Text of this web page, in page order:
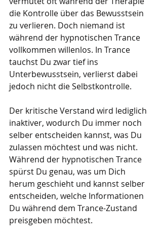
die Kontrolle über das Bewusstsein
zu verlieren. Doch niemand ist
während der hypnotischen Trance
vollkommen willenlos. In Trance
tauchst Du zwar tief ins
Unterbewusstsein, verlierst dabei
jedoch nicht die Selbstkontrolle.
Der kritische Verstand wird lediglich
inaktiver, wodurch Du immer noch
selber entscheiden kannst, was Du
zulassen möchtest und was nicht.
Während der hypnotischen Trance
spürst Du genau, was um Dich
herum geschieht und kannst selber
entscheiden, welche Informationen
Du während dem Trance-Zustand
preisgeben möchtest.